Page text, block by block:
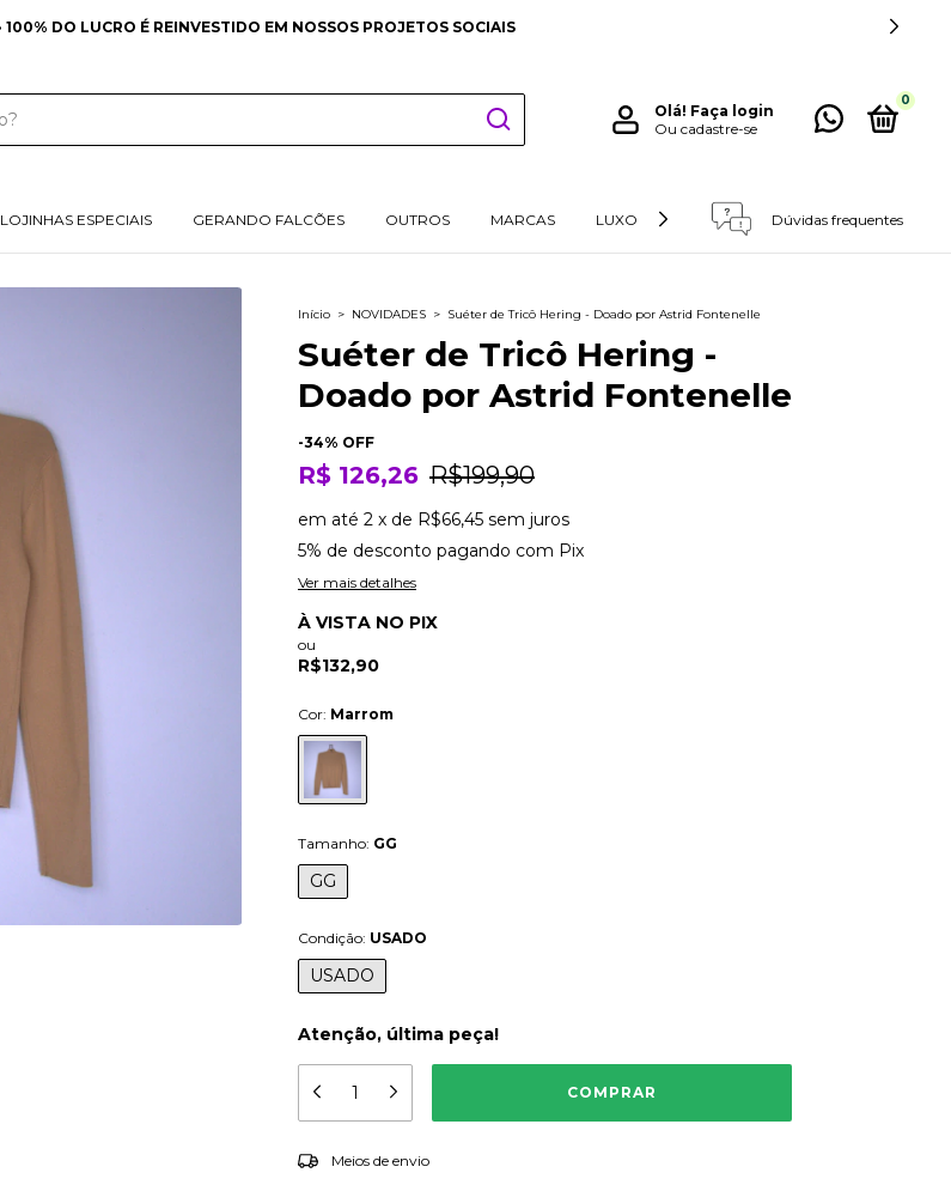
100% DO LUCRO É REINVESTIDO EM NOSSOS PROJETOS SOCIAIS
Olá! Faça login
Ou cadastre-se
0
LOJINHAS ESPECIAIS GERANDO FALCÕES OUTROS MARCAS LUXO RETIRADAS E DEVOLUÇÕES
Dúvidas frequentes
Início > NOVIDADES > Suéter de Tricô Hering - Doado por Astrid Fontenelle
Suéter de Tricô Hering -
Doado por Astrid Fontenelle
-34% OFF
R$ 126,26 R$199,90
em até 2 x de R$66,45 sem juros
5% de desconto pagando com Pix
Ver mais detalhes
À VISTA NO PIX
ou
R$132,90
Cor: Marrom
Tamanho: GG
GG
Condição: USADO
USADO
Atenção, última peça!
Entregas para o CEP:
Meios de envio